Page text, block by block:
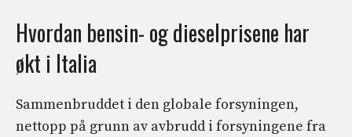
Hvordan bensin- og dieselprisene har
økt i Italia
Sammenbruddet i den globale forsyningen,
nettopp på grunn av avbrudd i forsyningene fra